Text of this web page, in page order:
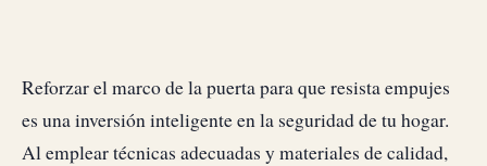
Reforzar el marco de la puerta para que resista empujes
es una inversión inteligente en la seguridad de tu hogar.
Al emplear técnicas adecuadas y materiales de calidad,